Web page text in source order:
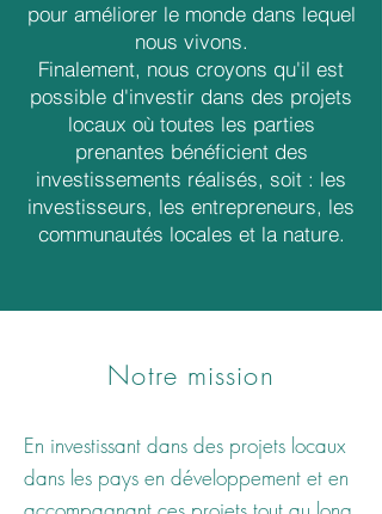
pour améliorer le monde dans lequel
nous vivons.
Finalement, nous croyons qu'il est
possible d'investir dans des projets
locaux où toutes les parties
prenantes bénéficient des
investissements réalisés, soit : les
investisseurs, les entrepreneurs, les
communautés locales et la nature.
Notre mission
En investissant dans des projets locaux
dans les pays en développement et en